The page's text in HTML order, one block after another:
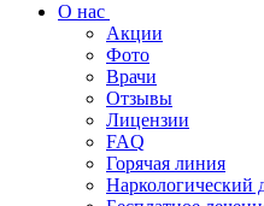
О нас
Акции
Фото
Врачи
Отзывы
Лицензии
FAQ
Горячая линия
Наркологический